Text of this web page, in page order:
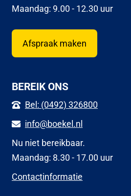
Maandag: 9.00 - 12.30 uur
Afspraak maken
BEREIK ONS
Bel: (0492) 326800
info@boekel.nl
Nu niet bereikbaar.
Maandag: 8.30 - 17.00 uur
Contactinformatie